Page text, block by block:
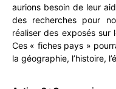
aurions besoin de leur
des recherches pour
réaliser des exposés sur
Ces « fiches pays »
la géographie, l’histoire,